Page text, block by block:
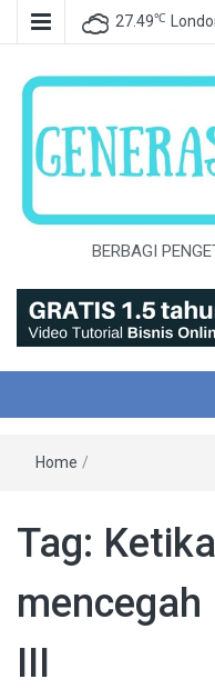
27.49℃
BERBAGI
Home /
Tag:
mencegah
III